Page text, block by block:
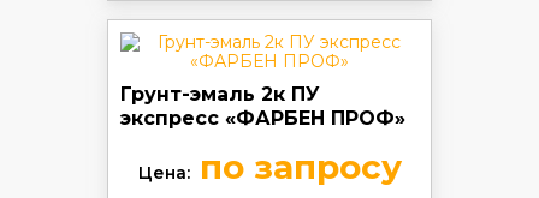
Грунт-эмаль 2к ПУ
экспресс «ФАРБЕН ПРОФ»
Цена:по запросу